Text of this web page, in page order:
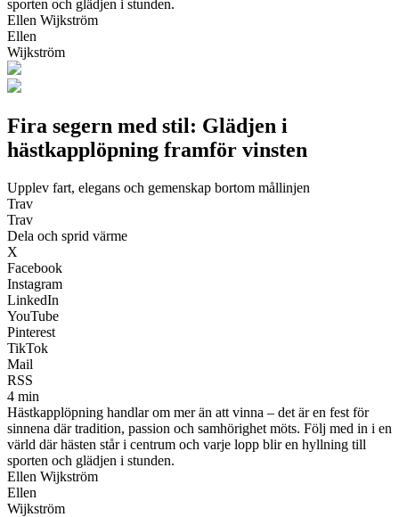
sporten och glädjen i stunden.
Ellen Wijkström
Ellen
Wijkström
Fira segern med stil: Glädjen i
hästkapplöpning framför vinsten
Upplev fart, elegans och gemenskap bortom mållinjen
Trav
Trav
Dela och sprid värme
X
Facebook
Instagram
LinkedIn
YouTube
Pinterest
TikTok
Mail
RSS
4 min
Hästkapplöpning handlar om mer än att vinna – det är en fest för
sinnena där tradition, passion och samhörighet möts. Följ med in i en
värld där hästen står i centrum och varje lopp blir en hyllning till
sporten och glädjen i stunden.
Ellen Wijkström
Ellen
Wijkström